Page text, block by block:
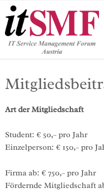
Art der Mitgliedschaft
Student: € 50,– pro Jahr
Einzelperson: € 150,– pro
Firma ab: € 750,– pro Jahr
Fördernde Mitgliedschaft